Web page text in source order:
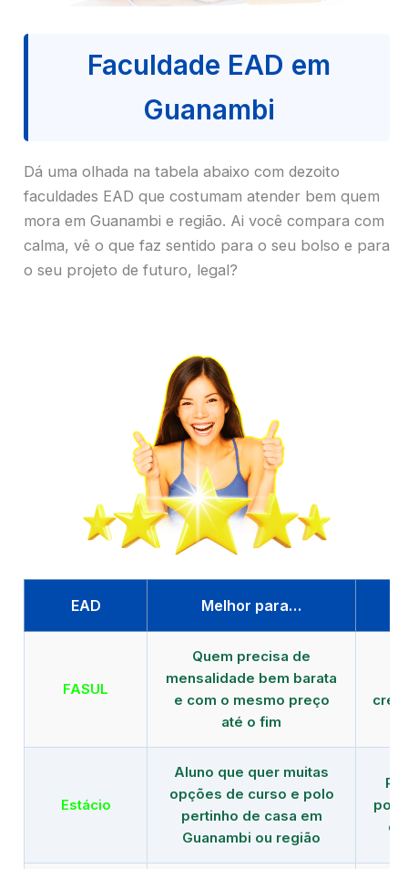
Faculdade EAD em
Guanambi
Dá uma olhada na tabela abaixo com dezoito
faculdades EAD que costumam atender bem quem
mora em Guanambi e região. Ai você compara com
calma, vê o que faz sentido para o seu bolso e para
o seu projeto de futuro, legal?
EAD Melhor para…
FASUL
Quem precisa de
mensalidade bem barata
e com o mesmo preço
até o fim
Estácio
Aluno que quer muitas
opções de curso e polo
pertinho de casa em
Guanambi ou região